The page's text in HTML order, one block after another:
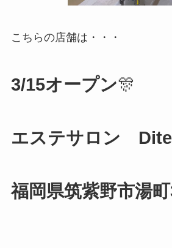
こちらの店舗は・・・
3/15オープン🎊
エステサロン Dite
福岡県筑紫野市湯